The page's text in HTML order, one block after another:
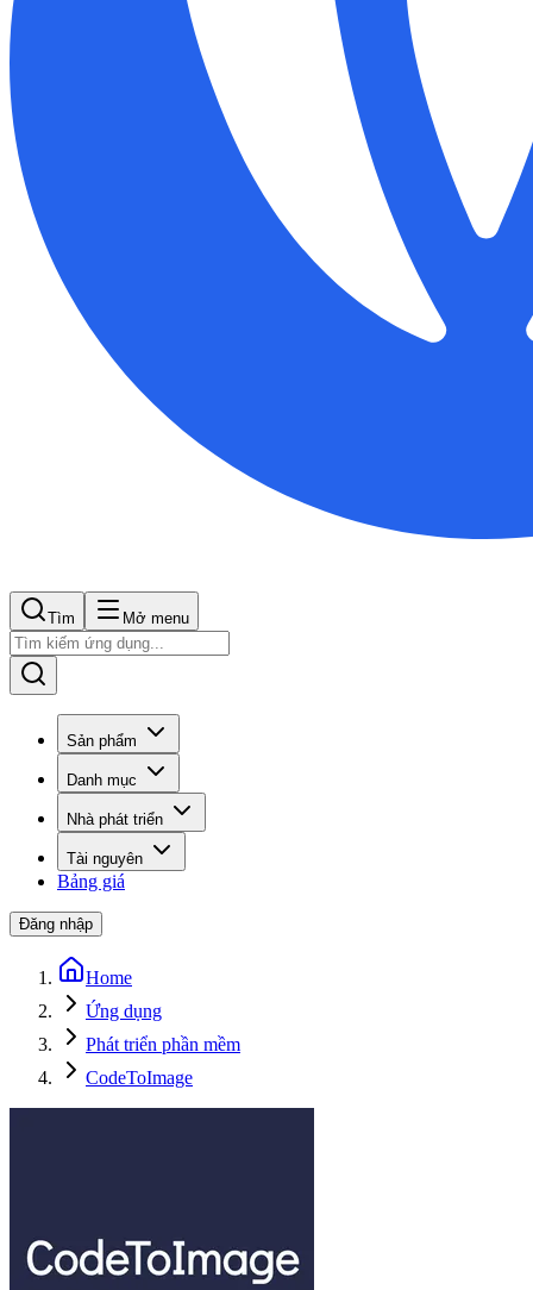
Tìm Mở menu
Sản phẩm
Danh mục
Nhà phát triển
Tài nguyên
Bảng giá
Đăng nhập
Home
Ứng dụng
Phát triển phần mềm
CodeToImage